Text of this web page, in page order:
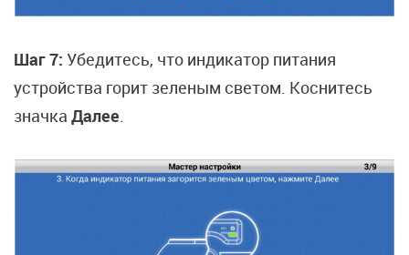
Шаг 7: Убедитесь, что индикатор питания
устройства горит зеленым светом. Коснитесь
значка Далее